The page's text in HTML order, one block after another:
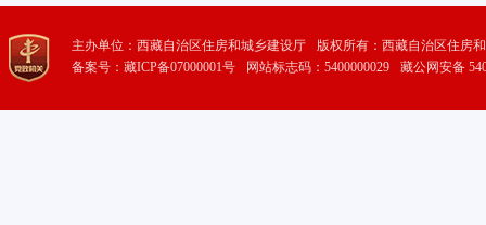
主办单位：西藏自治区住房和城乡建设厅
版权所有：西藏自治区住房
备案号：藏ICP备07000001号
网站标志码：5400000029 藏公网安备